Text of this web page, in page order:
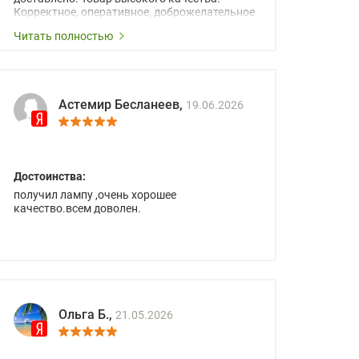
Корректное, оперативное, доброжелательное
Читать полностью
Астемир Бесланеев, 19.06.2026
Достоинства:
получил лампу ,очень хорошее
качество.всем доволен.
Ольга Б., 21.05.2026